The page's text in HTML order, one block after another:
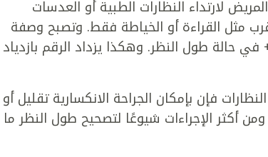
لارتداء النظارات الطبية أو العدسات
مثل القراءة أو الخياطة فقط. وتصبح وصفة
الطبية الخاصة بالمريض رقما موجباً مثل 3.00+ في حالة طول النظر. وهكذا يزداد الرقم بازدياد
فإن بإمكان الجراحة الانكسارية تقليل أو
أكثر الإجراءات شيوعًا لتصحيح طول النظر ما